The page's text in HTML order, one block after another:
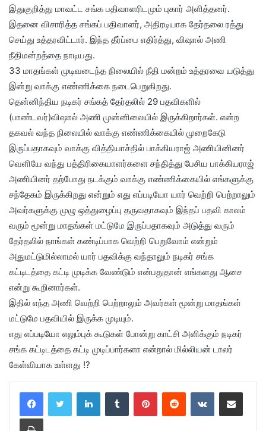
இதுகுறித்து மாவட்ட சங்க பதிவாளரிடமும் புகார் அளித்தனர்.
இதனை விசாரித்த சங்கப் பதிவாளர், அதிரடியாக தேர்தலை ரத்து
செய்து உத்தரவிட்டார். இந்த தீர்ப்பை எதிர்த்து, விஷால் அணி
நீதிமன்றத்தை நாடியது.
33 மாதங்கள் முடிவடைந்த நிலையில் நீதி மன்றம் உத்தரவை யடுத்து
இன்று வாக்கு எண்ணிக்கை நடைபெறுகிறது.
தென்னிந்திய நடிகர் சங்கத் தேர்தலில் 29 பதவிகளில்
(பாண்டவர்)விஷால் அணி முன்னிலையில் இருக்கிறார்கள். என்ற
தகவல் வந்த நிலையில் வாக்கு எண்ணிக்கையில் முறைகேடு
இருப்பதாகவும் வாக்கு வித்தியாச்தில் பாக்கியராஜ் அணியினினர்
வெளியே வந்து பத்திரிகையாளர்களை சந்தித்து பேசிய பாக்கியராஜ்
அணியினர் தற்போது நடக்கும் வாக்கு எண்ணிக்கையில் எங்களுக்கு
சந்தேகம் இருக்கிறது என்றும் எது எப்படியோ யார் வெற்றி பெற்றாலும்
அவர்களுக்கு முழு ஒத்துழைப்பு தருவதாகவும் இந்தப் பதவி காலம்
வரும் மூன்று மாதங்கள் மட்டுமே இருப்பதாகவும் அடுத்து வரும்
தேர்தலில் நாங்கள் கண்டிப்பாக வெற்றி பெறுவோம் என்றும்
அதுமட்டுமில்லாமல் யார் பதவிக்கு வந்தாலும் நடிகர் சங்க
கட்டிடத்தை கட்டி முடிக்க வேண்டும் என்பதுதான் எங்களது ஆசை
என்று கூறினார்கள்.
இதில் எந்த அணி வெற்றி பெற்றாலும் அவர்கள் மூன்று மாதங்கள்
மட்டுமே பதவியில் இருக்க முடியும்.
எது எப்படியோ எலும்புக் கூடுகள் போன்று காட்சி அளிக்கும் நடிகர்
சங்க கட்டிடத்தை கட்டி முடிப்பார்களா என்றால் மில்லியன் டாலர்
கேள்வியாக உள்ளது !?
LinkedInTumblr PinterestReddit VKontakteShare via Email
Print